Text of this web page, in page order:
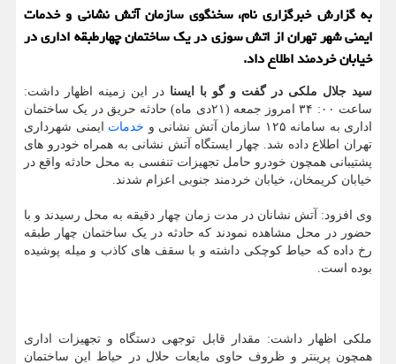
به گزارش خبرگزاری نام، سخنگوی سازمان آتش نشانی و خدمات
ایمنی شهر تهران از اتش سوزی در یک ساختمان چهارطبقه اداری در
خیابان خردمند اطلاع داد.
سید جلال ملکی در گفت و گو با ایسنا در این زمینه اظهار داشت:
ساعت ۰۰: ۳۴ امروز جمعه (۲۱دی ماه) حادثه حریق در یک ساختمان
اداری به سامانه ۱۲۵ سازمان آتش نشانی و
خدمات ایمنی شهرداری
تهران اطلاع داده شد. چهار ایستگاه آتش نشانی به همراه خودرو های
پشتیبانی همچون خودرو حامل تجهیزات تنفسی به محل حادثه واقع در
خیابان کریمخان، خیابان خردمند جنوبی اعزام شدند.
وی افزود: آتش نشانان در مدت زمان چهار دقیقه به محل رسیدند و با
حضور در محل مشاهده نمودند که حادثه در یک ساختمان چهار طبقه
رخ داده که حیاط کوچکی داشته و با سقف های کاذب و میله پوشیده
بوده است.
ملکی اظهار داشت: مقدار قابل توجهی دستگاه و تجهیزات اداری
همچون پرینتر و ظروف حاوی مایعات حلال در حیاط این ساختمان